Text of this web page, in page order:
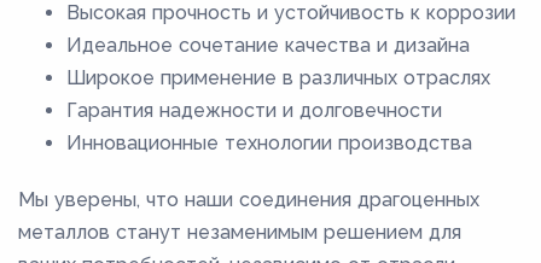
Высокая прочность и устойчивость к коррозии
Идеальное сочетание качества и дизайна
Широкое применение в различных отраслях
Гарантия надежности и долговечности
Инновационные технологии производства
Мы уверены, что наши соединения драгоценных
металлов станут незаменимым решением для